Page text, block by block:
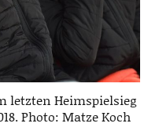
letzten Heimspielsieg
Photo: Matze Koch